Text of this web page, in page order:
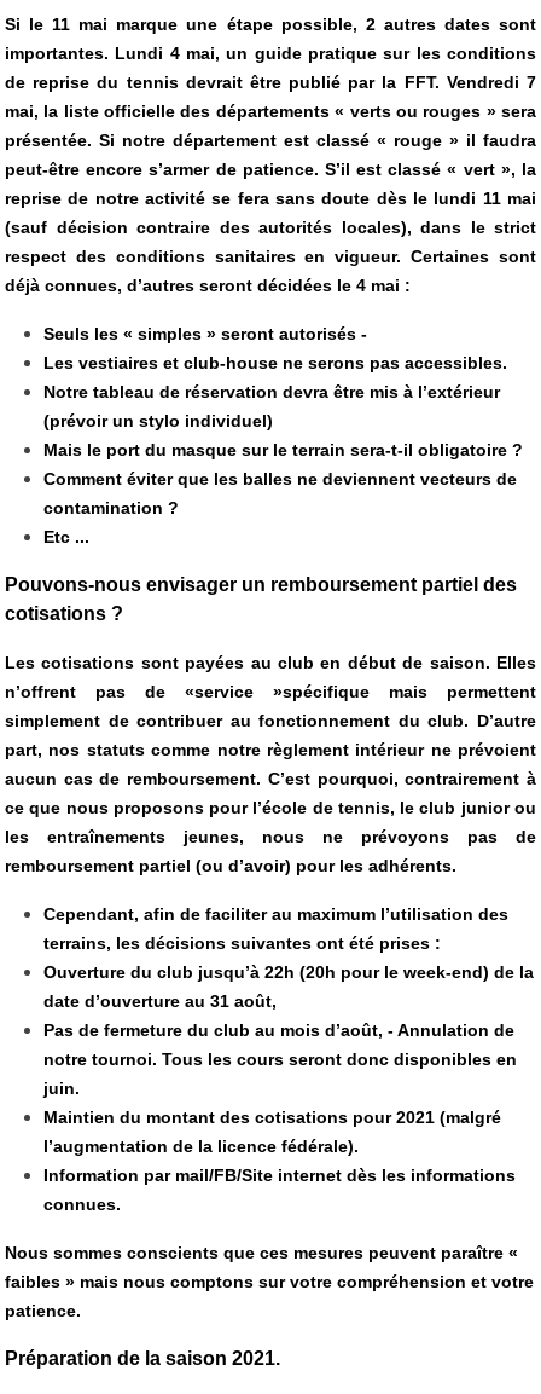
Si le 11 mai marque une étape possible, 2 autres dates sont
importantes. Lundi 4 mai, un guide pratique sur les conditions
de reprise du tennis devrait être publié par la FFT. Vendredi 7
mai, la liste officielle des départements « verts ou rouges » sera
présentée. Si notre département est classé « rouge » il faudra
peut-être encore s’armer de patience. S’il est classé « vert », la
reprise de notre activité se fera sans doute dès le lundi 11 mai
(sauf décision contraire des autorités locales), dans le strict
respect des conditions sanitaires en vigueur. Certaines sont
déjà connues, d’autres seront décidées le 4 mai :
Seuls les « simples » seront autorisés -
Les vestiaires et club-house ne serons pas accessibles.
Notre tableau de réservation devra être mis à l’extérieur
(prévoir un stylo individuel)
Mais le port du masque sur le terrain sera-t-il obligatoire ?
Comment éviter que les balles ne deviennent vecteurs de
contamination ?
Etc ...
Pouvons-nous envisager un remboursement partiel des
cotisations ?
Les cotisations sont payées au club en début de saison. Elles
n’offrent pas de «service »spécifique mais permettent
simplement de contribuer au fonctionnement du club. D’autre
part, nos statuts comme notre règlement intérieur ne prévoient
aucun cas de remboursement. C’est pourquoi, contrairement à
ce que nous proposons pour l’école de tennis, le club junior ou
les entraînements jeunes, nous ne prévoyons pas de
remboursement partiel (ou d’avoir) pour les adhérents.
Cependant, afin de faciliter au maximum l’utilisation des
terrains, les décisions suivantes ont été prises :
Ouverture du club jusqu’à 22h (20h pour le week-end) de la
date d’ouverture au 31 août,
Pas de fermeture du club au mois d’août, - Annulation de
notre tournoi. Tous les cours seront donc disponibles en
juin.
Maintien du montant des cotisations pour 2021 (malgré
l’augmentation de la licence fédérale).
Information par mail/FB/Site internet dès les informations
connues.
Nous sommes conscients que ces mesures peuvent paraître «
faibles » mais nous comptons sur votre compréhension et votre
patience.
Préparation de la saison 2021.